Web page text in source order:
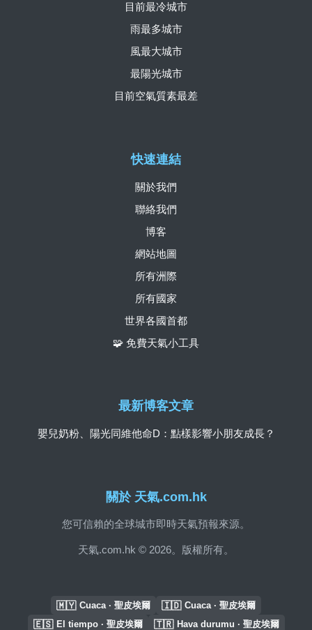
關於 天氣.com.hk
您可信賴的全球城市即時天氣預報來源。
天氣.com.hk © 2026。版權所有。
快速連結
關於我們
聯絡我們
博客
網站地圖
所有洲際
所有國家
世界各國首都
🧩 免費天氣小工具
目前最冷城市
雨最多城市
風最大城市
最陽光城市
目前空氣質素最差
最新博客文章
嬰兒奶粉、陽光同維他命D：點樣影響小朋友成長？
🇲🇾 Cuaca · 聖皮埃爾 🇮🇩 Cuaca · 聖皮埃爾
🇪🇸 El tiempo · 聖皮埃爾 🇹🇷 Hava durumu · 聖皮埃爾